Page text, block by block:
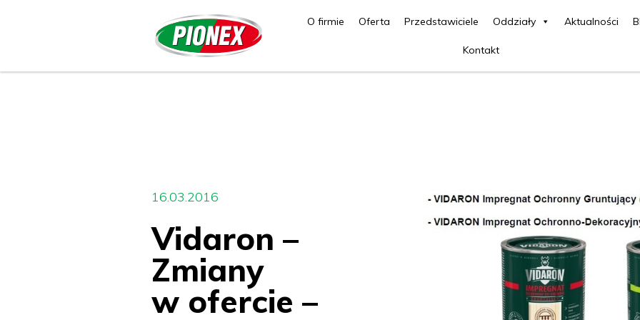
O firmie Oferta Przedstawiciele Oddziały Aktualności
Kontakt
16.03.2016
Vidaron –
Zmiany
w ofercie –